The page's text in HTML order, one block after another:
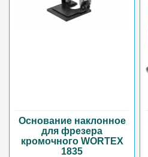
Основание наклонное
для фрезера
кромочного WORTEX
1835